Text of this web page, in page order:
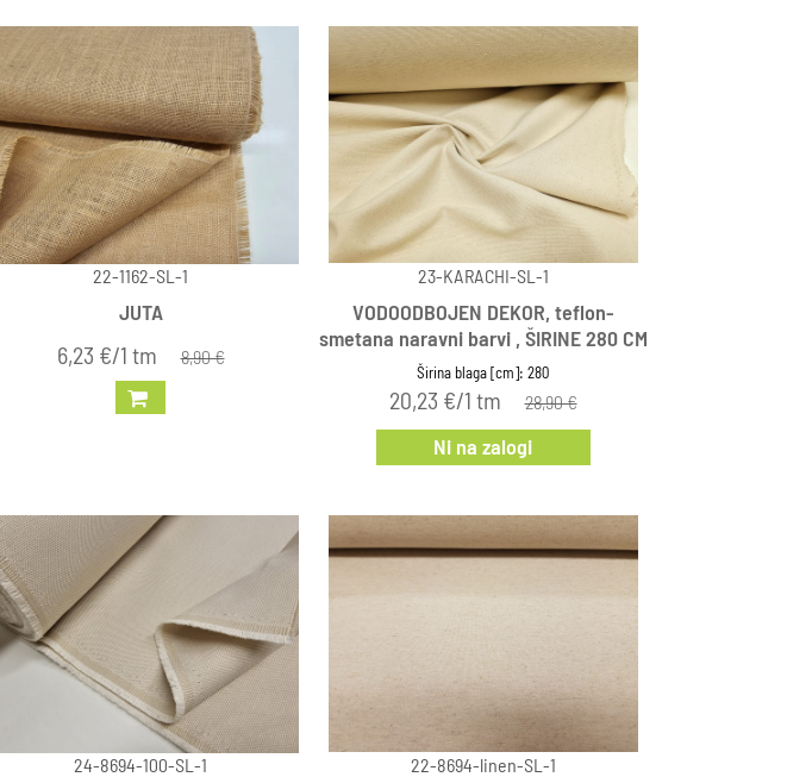
22-1162-SL-1
JUTA
6,23 €/1 tm 8,90 €
23-KARACHI-SL-1
VODOODBOJEN DEKOR, teflon-
smetana naravni barvi , ŠIRINE 280 CM
Širina blaga [cm]: 280
20,23 €/1 tm 28,90 €
Ni na zalogi
24-8694-100-SL-1 22-8694-linen-SL-1